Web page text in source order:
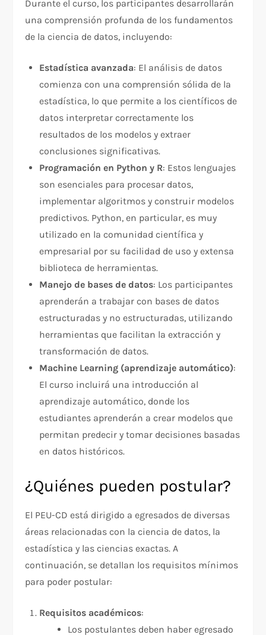
Durante el curso, los participantes desarrollarán
una comprensión profunda de los fundamentos
de la ciencia de datos, incluyendo:
Estadística avanzada: El análisis de datos
comienza con una comprensión sólida de la
estadística, lo que permite a los científicos de
datos interpretar correctamente los
resultados de los modelos y extraer
conclusiones significativas.
Programación en Python y R: Estos lenguajes
son esenciales para procesar datos,
implementar algoritmos y construir modelos
predictivos. Python, en particular, es muy
utilizado en la comunidad científica y
empresarial por su facilidad de uso y extensa
biblioteca de herramientas.
Manejo de bases de datos: Los participantes
aprenderán a trabajar con bases de datos
estructuradas y no estructuradas, utilizando
herramientas que facilitan la extracción y
transformación de datos.
Machine Learning (aprendizaje automático):
El curso incluirá una introducción al
aprendizaje automático, donde los
estudiantes aprenderán a crear modelos que
permitan predecir y tomar decisiones basadas
en datos históricos.
¿Quiénes pueden postular?
El PEU-CD está dirigido a egresados de diversas
áreas relacionadas con la ciencia de datos, la
estadística y las ciencias exactas. A
continuación, se detallan los requisitos mínimos
para poder postular:
Requisitos académicos:
Los postulantes deben haber egresado